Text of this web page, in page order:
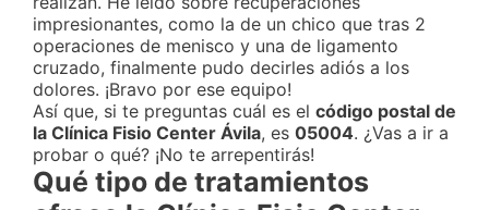
impresionantes, como la de un chico que tras 2
operaciones de menisco y una de ligamento
cruzado, finalmente pudo decirles adiós a los
dolores. ¡Bravo por ese equipo!
Así que, si te preguntas cuál es el código postal de
la Clínica Fisio Center Ávila, es 05004. ¿Vas a ir a
probar o qué? ¡No te arrepentirás!
Qué tipo de tratamientos